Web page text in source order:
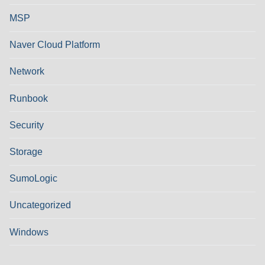
MSP
Naver Cloud Platform
Network
Runbook
Security
Storage
SumoLogic
Uncategorized
Windows